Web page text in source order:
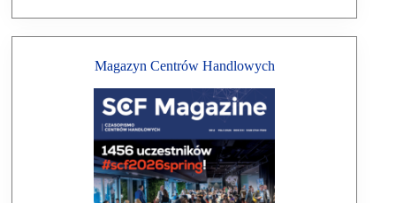
Magazyn Centrów Handlowych